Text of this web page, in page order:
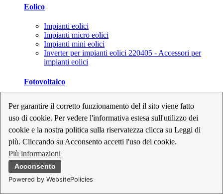
Per garantire il corretto funzionamento del il sito viene fatto
uso di cookie. Per vedere l'informativa estesa sull'utilizzo dei
cookie e la nostra politica sulla riservatezza clicca su Leggi di
più. Cliccando su Acconsento accetti l'uso dei cookie.
Più informazioni
Acconsento
Powered by WebsitePolicies
Eolico
Impianti eolici
Impianti micro eolici
Impianti mini eolici
Inverter per impianti eolici 220405 - Accessori per
impianti eolici
Fotovoltaico
Inverter per impianti fotovoltaici
Kit per impianti fotovoltaici
Moduli fotovoltaici
Sistemi di monitoraggio per impianti fotovoltaici
Strumenti di collaudo e configurazione per impianti
fotovoltaici
Supporti per impianti fotovoltaici
Geotermia